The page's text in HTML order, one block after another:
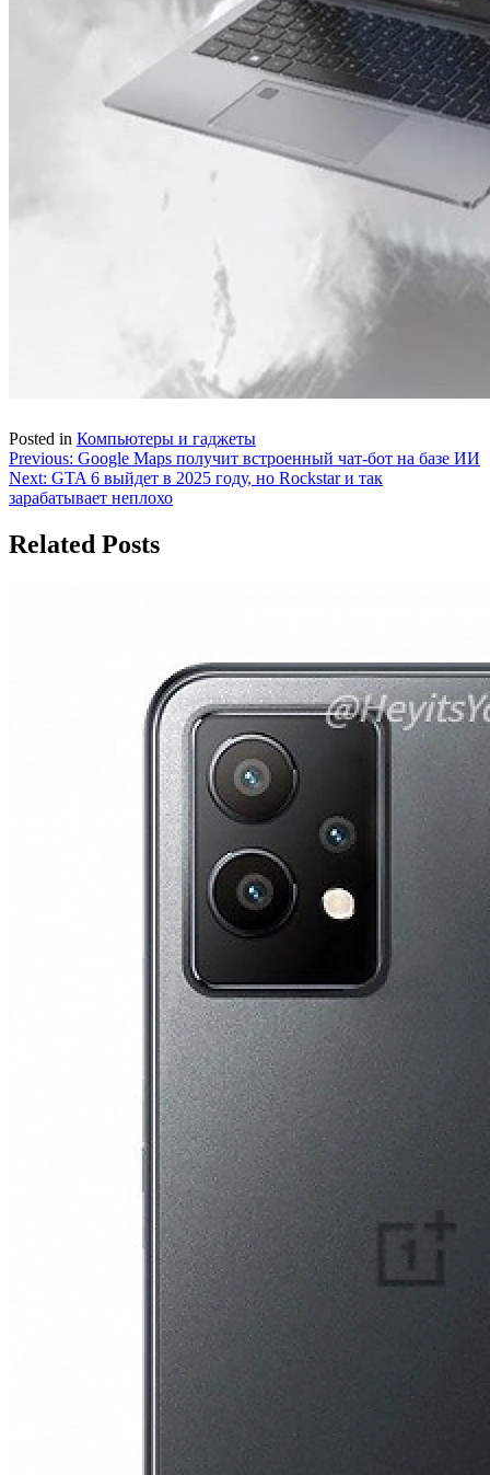
Posted in Компьютеры и гаджеты
Навигация
по
Previous: Google Maps получит встроенный чат-бот на базе ИИ
Next: GTA 6 выйдет в 2025 году, но Rockstar и так
зарабатывает неплохо
Related Posts